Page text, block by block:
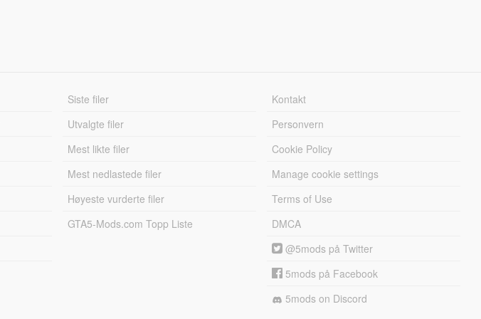
Siste filer
Utvalgte filer
Mest likte filer
Mest nedlastede filer
Høyeste vurderte filer
GTA5-Mods.com Topp Liste
Kontakt
Personvern
Cookie Policy
Manage cookie settings
Terms of Use
DMCA
@5mods på Twitter
5mods på Facebook
5mods on Discord